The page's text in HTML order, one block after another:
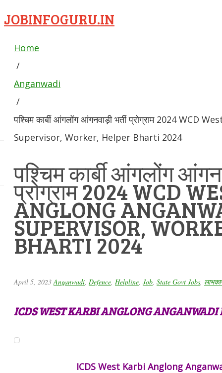
JOBINFOGURU.IN
Home
/
Anganwadi
/
पश्चिम कार्बी आंगलोंग आंगनवाड़ी भर्ती प्रोग्राम 2024
Supervisor, Worker, Helper Bharti 2024
पश्चिम कार्बी आंगलोंग
प्रोग्राम 2024 WCD
ANGLONG
SUPERVISOR,
BHARTI 2024
April 5, 2023 Anganwadi Defence Helpline Job State Govt Jobs
ICDS WEST KARBI ANGLONG ANGANWADI
ICDS West Karbi Anglong